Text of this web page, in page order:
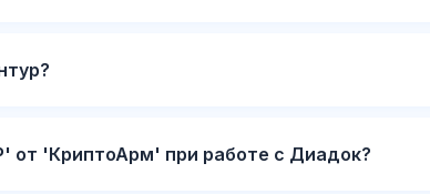
от 'КриптоАрм' при работе с Диадок?